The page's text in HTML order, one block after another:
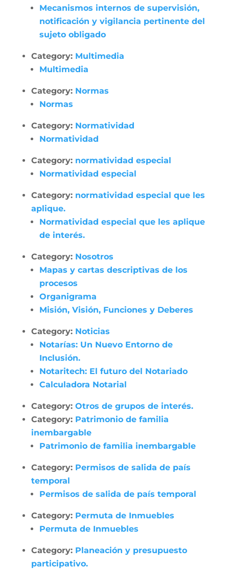
Mecanismos internos de supervisión,
notificación y vigilancia pertinente del
sujeto obligado
Category: Multimedia
Multimedia
Category: Normas
Normas
Category: Normatividad
Normatividad
Category: normatividad especial
Normatividad especial
Category: normatividad especial que les
aplique.
Normatividad especial que les aplique
de interés.
Category: Nosotros
Mapas y cartas descriptivas de los
procesos
Organigrama
Misión, Visión, Funciones y Deberes
Category: Noticias
Notarías: Un Nuevo Entorno de
Inclusión.
Notaritech: El futuro del Notariado
Calculadora Notarial
Category: Otros de grupos de interés.
Category: Patrimonio de familia
inembargable
Patrimonio de familia inembargable
Category: Permisos de salida de país
temporal
Permisos de salida de país temporal
Category: Permuta de Inmuebles
Permuta de Inmuebles
Category: Planeación y presupuesto
participativo.